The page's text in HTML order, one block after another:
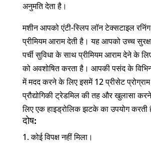
अनुमति देता है।
मशीन आपको एंटी-स्लिप लॉन टेक्सटाइल
प्रीमियम आराम देती है। यह आपको उच्च
पर्ची सुविधा के साथ प्रीमियम आराम देने के
को अवशोषित करता है। आपकी पसंद के
में मदद करने के लिए इसमें 12 प्रीसेट
प्रौद्योगिकी ट्रेडमिल की तह और खुलासा
लिए एक हाइड्रोलिक झटके का उपयोग करती
दोष:
कोई विपक्ष नहीं मिला।